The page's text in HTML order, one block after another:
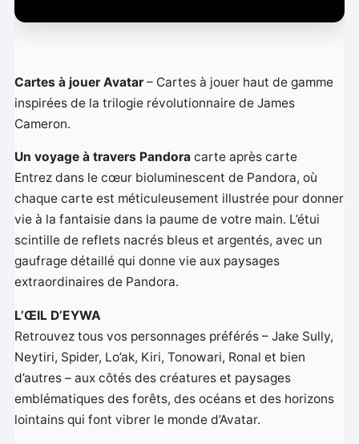
Cartes à jouer Avatar – Cartes à jouer haut de gamme
inspirées de la trilogie révolutionnaire de James
Cameron.
Un voyage à travers Pandora carte après carte
Entrez dans le cœur bioluminescent de Pandora, où
chaque carte est méticuleusement illustrée pour donner
vie à la fantaisie dans la paume de votre main. L’étui
scintille de reflets nacrés bleus et argentés, avec un
gaufrage détaillé qui donne vie aux paysages
extraordinaires de Pandora.
L’ŒIL D’EYWA
Retrouvez tous vos personnages préférés – Jake Sully,
Neytiri, Spider, Lo’ak, Kiri, Tonowari, Ronal et bien
d’autres – aux côtés des créatures et paysages
emblématiques des forêts, des océans et des horizons
lointains qui font vibrer le monde d’Avatar.